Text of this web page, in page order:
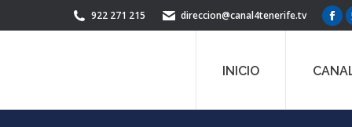
922 271 215 direccion@canal4tenerife.tv
new
INICIO